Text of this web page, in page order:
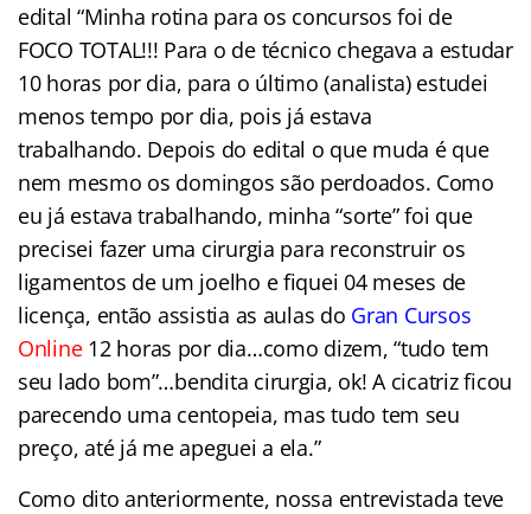
edital “Minha rotina para os concursos foi de
FOCO TOTAL!!! Para o de técnico chegava a estudar
10 horas por dia, para o último (analista) estudei
menos tempo por dia, pois já estava
trabalhando. Depois do edital o que muda é que
nem mesmo os domingos são perdoados. Como
eu já estava trabalhando, minha “sorte” foi que
precisei fazer uma cirurgia para reconstruir os
ligamentos de um joelho e fiquei 04 meses de
licença, então assistia as aulas do Gran Cursos
Online12 horas por dia…como dizem, “tudo tem
seu lado bom”…bendita cirurgia, ok! A cicatriz ficou
parecendo uma centopeia, mas tudo tem seu
preço, até já me apeguei a ela.”
Como dito anteriormente, nossa entrevistada teve